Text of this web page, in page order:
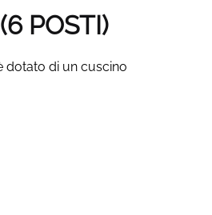
POSTI)
dotato di un cuscino